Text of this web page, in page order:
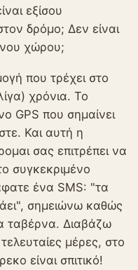
εξίσου
δρόμο; Δεν είναι
χώρου;
που τρέχει στο
χρόνια. Το
GPS που σημαίνει
Και αυτή η
σας επιτρέπει να
συγκεκριμένο
ένα SMS: "τα
σημειώνω καθώς
ταβέρνα. Διαβάζω
μέρες, στο
είναι σπιτικό!